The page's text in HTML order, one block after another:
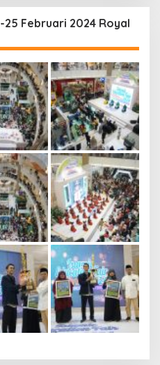
25 Februari 2024 Royal